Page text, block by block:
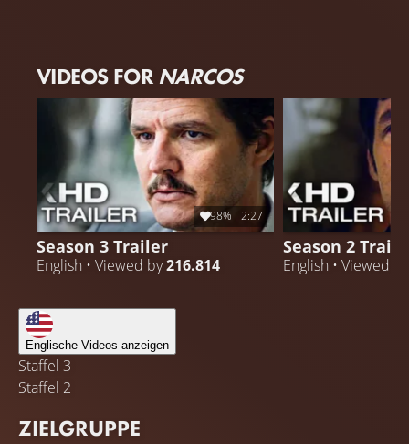
VIDEOS FORNARCOS
98% 2:27
Season 3 Trailer
English • Viewed by216.814
Season 2
English • Viewed
Englische Videos anzeigen
Staffel 3
Staffel 2
ZIELGRUPPE